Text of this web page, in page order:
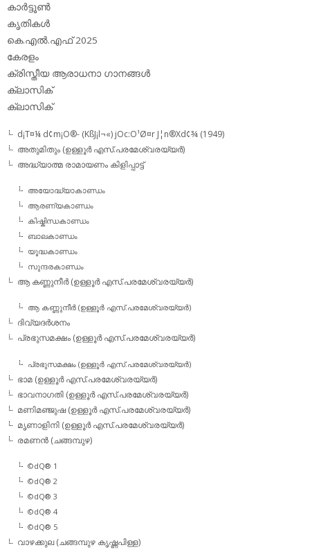
കാര്‍ട്ടൂണ്‍
കൃതികള്‍
കെ.എല്‍.എഫ് 2025
കേരളം
ക്രിസ്തീയ ആരാധനാ ഗാനങ്ങള്‍
ക്ലാസിക്‌
ക്ലാസിക്
d¡T¤¼ d¢m¡O®- (KßJ¡l¬«) jOc:O¹Ø¤r J¦n®Xd¢¾ (1949)
അതുമിതും (ഉള്ളൂര്‍ എസ്.പരമേശ്വരയ്യര്‍)
അദ്ധ്യാത്മ രാമായണം കിളിപ്പാട്ട്‌
അയോദ്ധ്യാകാണ്ഡം
ആരണ്യകാണ്ഡം
കിഷ്കിന്ധകാണ്ഡം
ബാലകാണ്ഡം
യൂദ്ധകാണ്ഡം
സുന്ദരകാണ്ഡം
ആ കണ്ണുനീര്‍ (ഉള്ളൂര്‍ എസ്.പരമേശ്വരയ്യര്‍)
ആ കണ്ണുനീര്‍ (ഉള്ളൂര്‍ എസ്.പരമേശ്വരയ്യര്‍)
ദിവ്യദര്‍ശനം
പ്രഭുസമക്ഷം (ഉള്ളൂര്‍ എസ്.പരമേശ്വരയ്യര്‍)
പ്രഭുസമക്ഷം (ഉള്ളൂര്‍ എസ്.പരമേശ്വരയ്യര്‍)
ഭാമ (ഉള്ളൂര്‍ എസ്.പരമേശ്വരയ്യര്‍)
ഭാവനാഗതി (ഉള്ളൂര്‍ എസ്.പരമേശ്വരയ്യര്‍)
മണിമഞ്ജുഷ (ഉള്ളൂര്‍ എസ്.പരമേശ്വരയ്യര്‍)
മൃണാളിനി (ഉള്ളൂര്‍ എസ്.പരമേശ്വരയ്യര്‍)
രമണന്‍ (ചങ്ങമ്പുഴ)
©dQ® 1
©dQ® 2
©dQ® 3
©dQ® 4
©dQ® 5
വാഴക്കുല (ചങ്ങമ്പുഴ കൃഷ്ണപിള്ള)